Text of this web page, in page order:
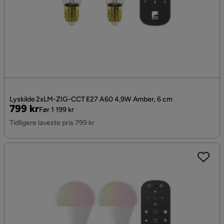
Lyskilde 2xLM-ZIG-CCT E27 A60 4,9W Amber, 6 cm
Pris
799 kr
Original
Pris
Før 1 199 kr
Tidligere laveste pris 799 kr